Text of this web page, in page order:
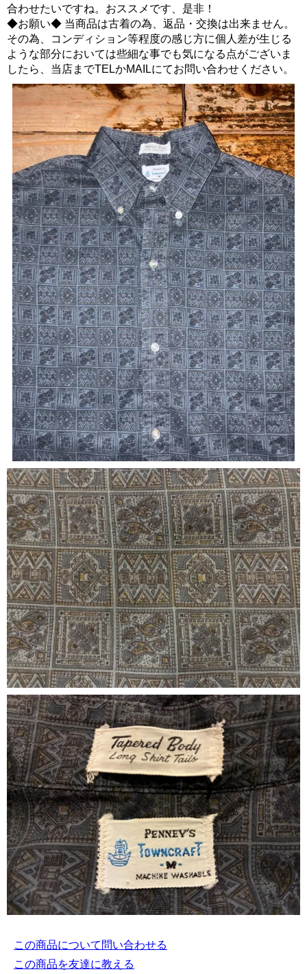
合わせたいですね。おススメです、是非！
◆お願い◆ 当商品は古着の為、返品・交換は出来ません。
その為、コンディション等程度の感じ方に個人差が生じる
ような部分においては些細な事でも気になる点がございま
したら、当店までTELかMAILにてお問い合わせください。
この商品について問い合わせる
この商品を友達に教える